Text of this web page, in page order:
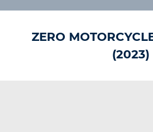
ZERO
(2023)